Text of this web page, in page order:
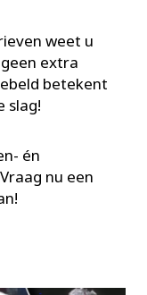
weet u
extra
betekent
slag!
én
nu een